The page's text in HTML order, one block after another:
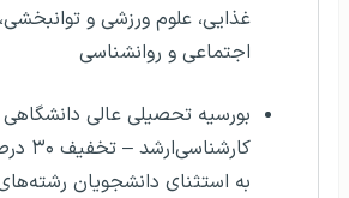
غذایی، علوم ورزشی و
اجتماعی و روانشناسی
به استثنای دانشجویان